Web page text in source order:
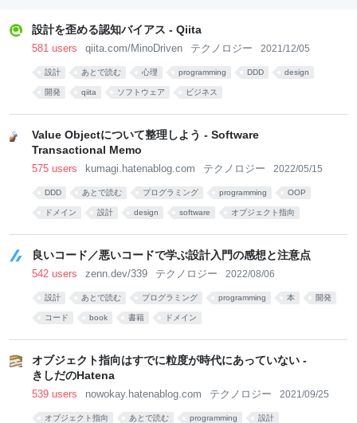
設計を歪める認知バイアス - Qiita
581 users qiita.com/MinoDriven テクノロジー 2021/12/05
設計 あとで読む 心理 programming DDD design
開発 qiita ソフトウェア ビジネス
Value Objectについて整理しよう - Software
Transactional Memo
575 users kumagi.hatenablog.com テクノロジー 2022/05/15
DDD あとで読む プログラミング programming OOP
ドメイン 設計 design software オブジェクト指向
良いコード／悪いコードで学ぶ設計入門の感想と注意点
542 users zenn.dev/339 テクノロジー 2022/08/06
設計 あとで読む プログラミング programming 本 開発
コード book 書籍 ドメイン
オブジェクト指向はすでに粒度が時代にあっていない -
きしだのHatena
539 users nowokay.hatenablog.com テクノロジー 2021/09/25
オブジェクト指向 あとで読む programming 設計